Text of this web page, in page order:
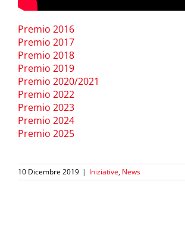
Premio 2016
Premio 2017
Premio 2018
Premio 2019
Premio 2020/2021
Premio 2022
Premio 2023
Premio 2024
Premio 2025
10 Dicembre 2019 | Iniziative, News